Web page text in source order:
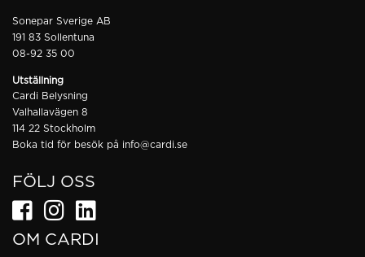
Sonepar Sverige AB
191 83 Sollentuna
08-92 35 00
Utställning
Cardi Belysning
Valhallavägen 8
114 22 Stockholm
Boka tid för besök på info@cardi.se
FÖLJ OSS
OM CARDI